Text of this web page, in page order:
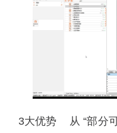
3大优势 从 “部分